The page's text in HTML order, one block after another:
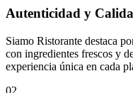
Autenticidad y
Siamo Ristorante destaca
con ingredientes frescos y
experiencia única en cada
02